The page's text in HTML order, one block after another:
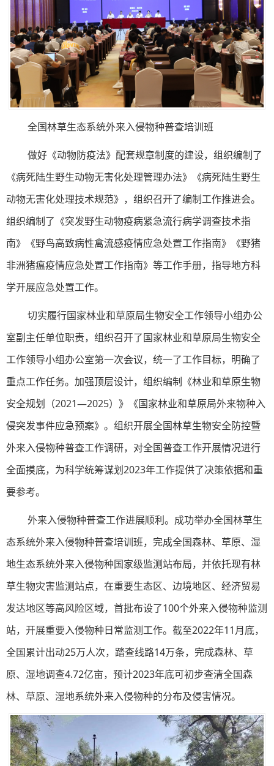
全国林草生态系统外来入侵物种普查培训班
做好《动物防疫法》配套规章制度的建设，组织编制了
《病死陆生野生动物无害化处理管理办法》《病死陆生野生
动物无害化处理技术规范》，组织召开了编制工作推进会。
组织编制了《突发野生动物疫病紧急流行病学调查技术指
南》《野鸟高致病性禽流感疫情应急处置工作指南》《野猪
非洲猪瘟疫情应急处置工作指南》等工作手册，指导地方科
学开展应急处置工作。
切实履行国家林业和草原局生物安全工作领导小组办公
室副主任单位职责，组织召开了国家林业和草原局生物安全
工作领导小组办公室第一次会议，统一了工作目标，明确了
重点工作任务。加强顶层设计，组织编制《林业和草原生物
安全规划（2021—2025）》《国家林业和草原局外来物种入
侵突发事件应急预案》。组织开展全国林草生物安全防控暨
外来入侵物种普查工作调研，对全国普查工作开展情况进行
全面摸底，为科学统筹谋划2023年工作提供了决策依据和重
要参考。
外来入侵物种普查工作进展顺利。成功举办全国林草生
态系统外来入侵物种普查培训班，完成全国森林、草原、湿
地生态系统外来入侵物种国家级监测站布局，并依托现有林
草生物灾害监测站点，在重要生态区、边境地区、经济贸易
发达地区等高风险区域，首批布设了100个外来入侵物种监测
站，开展重要入侵物种日常监测工作。截至2022年11月底，
全国累计出动25万人次，踏查线路14万条，完成森林、草
原、湿地调查4.72亿亩，预计2023年底可初步查清全国森
林、草原、湿地系统外来入侵物种的分布及侵害情况。